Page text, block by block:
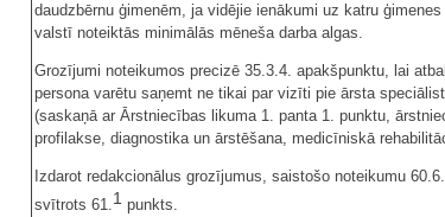
daudzbērnu ģimenēm, ja vidējie ienākumi uz katru
valstī noteiktās minimālās mēneša darba algas.
Grozījumi noteikumos precizē 35.3.4. apakšpunktu, lai
persona varētu saņemt ne tikai par vizīti pie ārsta
(saskaņā ar Ārstniecības likuma 1. panta 1. punktu,
profilakse, diagnostika un ārstēšana, medicīniskā
Izdarot redakcionālus grozījumus, saistošo noteikumu
svītrots 61.1 punkts.